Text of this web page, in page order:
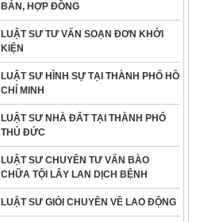
BẢN, HỢP ĐỒNG
LUẬT SƯ TƯ VẤN SOẠN ĐƠN KHỞI
KIỆN
LUẬT SƯ HÌNH SỰ TẠI THÀNH PHỐ HỒ
CHÍ MINH
LUẬT SƯ NHÀ ĐẤT TẠI THÀNH PHỐ
THỦ ĐỨC
LUẬT SƯ CHUYÊN TƯ VẤN BÀO
CHỮA TỘI LÂY LAN DỊCH BỆNH
LUẬT SƯ GIỎI CHUYÊN VỀ LAO ĐỘNG